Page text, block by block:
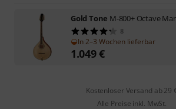
Gold Tone M-800+ Octave
8
In 2–3 Wochen lieferbar
1.049€
Kostenloser Versand ab 29
Alle Preise inkl. MwSt.